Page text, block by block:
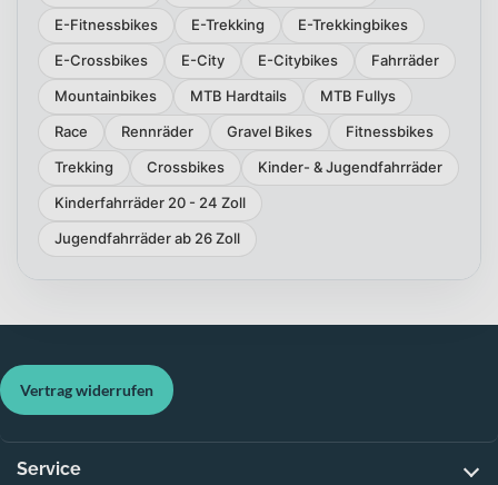
E-Fitnessbikes
E-Trekking
E-Trekkingbikes
E-Crossbikes
E-City E-Citybikes
Fahrräder
Mountainbikes
MTB Hardtails
MTB Fullys
Race
Rennräder Gravel Bikes
Fitnessbikes
Trekking
Crossbikes
Kinder- & Jugendfahrräder
Kinderfahrräder 20 - 24 Zoll
Jugendfahrräder ab 26 Zoll
Vertrag widerrufen
Service